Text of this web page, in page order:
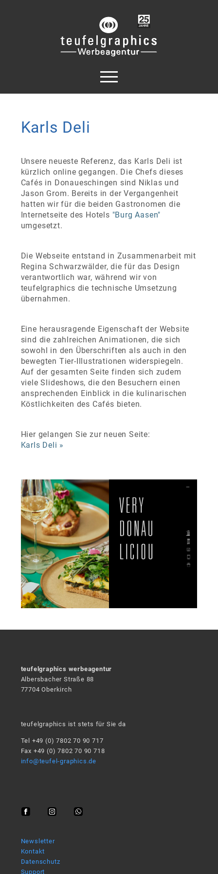
Karls Deli
Unsere neueste Referenz, das Karls Deli ist
kürzlich online gegangen. Die Chefs dieses
Cafés in Donaueschingen sind Niklas und
Jason Grom. Bereits in der Vergangenheit
hatten wir für die beiden Gastronomen die
Internetseite des Hotels "Burg Aasen"
umgesetzt.
Die Webseite entstand in Zusammenarbeit mit
Regina Schwarzwälder, die für das Design
verantwortlich war, während wir von
teufelgraphics die technische Umsetzung
übernahmen.
Eine herausragende Eigenschaft der Website
sind die zahlreichen Animationen, die sich
sowohl in den Überschriften als auch in den
bewegten Tier-Illustrationen widerspiegeln.
Auf der gesamten Seite finden sich zudem
viele Slideshows, die den Besuchern einen
ansprechenden Einblick in die kulinarischen
Köstlichkeiten des Cafés bieten.
Hier gelangen Sie zur neuen Seite:
Karls Deli »
teufelgraphics werbeagentur
Albersbacher Straße 88
77704 Oberkirch
teufelgraphics ist stets für Sie da
Tel +49 (0) 7802 70 90 717
Fax +49 (0) 7802 70 90 718
info@teufel-graphics.de
Newsletter
Kontakt
Datenschutz
Support